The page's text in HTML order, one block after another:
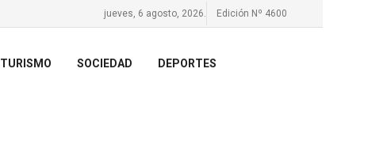
jueves, 6 agosto, 2026. Edición Nº 4600
TURISMO SOCIEDAD DEPORTES